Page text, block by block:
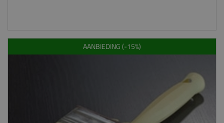
AANBIEDING (-15%)